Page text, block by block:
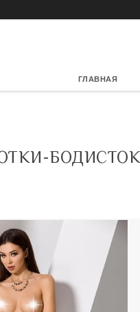
ГЛАВНАЯ